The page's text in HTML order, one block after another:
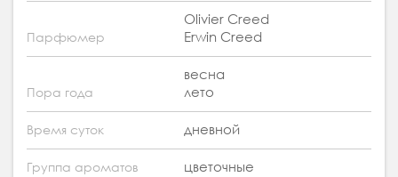
Парфюмер
Olivier Creed
Erwin Creed
Пора года
весна
лето
Время суток дневной
Группа ароматов цветочные